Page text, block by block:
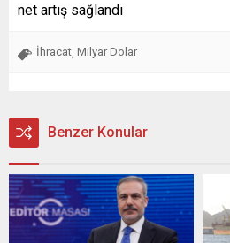
net artış sağlandı
İhracat Milyar Dolar
Benzer Konular